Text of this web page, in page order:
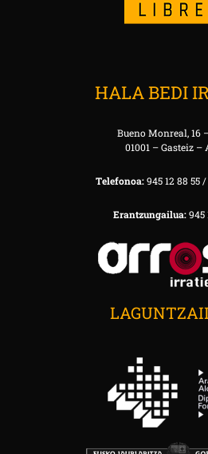
HALA BEDI
Bueno Monreal, 16
01001 – Gasteiz –
Telefonoa:945 12 88 55 /
Erantzungailua:945